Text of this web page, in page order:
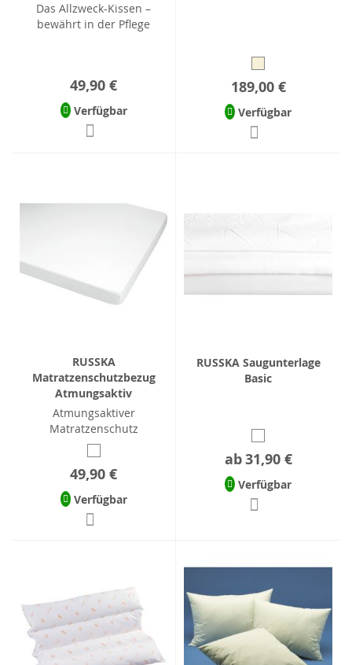
Das Allzweck-Kissen –
bewährt in der Pflege
49,90 €
Verfügbar
189,00 €
Verfügbar
RUSSKA
Matratzenschutzbezug
Atmungsaktiv
Atmungsaktiver
Matratzenschutz
49,90 €
Verfügbar
RUSSKA Saugunterlage
Basic
ab31,90 €
Verfügbar